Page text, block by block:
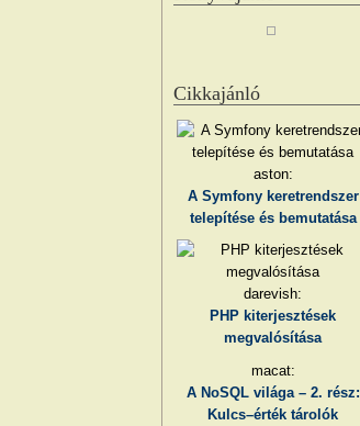
Cikkajánló
aston:
A Symfony keretrendszer
telepítése és bemutatása
darevish:
PHP kiterjesztések
megvalósítása
macat:
A NoSQL világa – 2. rész:
Kulcs–érték tárolók